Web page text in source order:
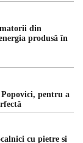
din
produsă în
pentru a
cu pietre și